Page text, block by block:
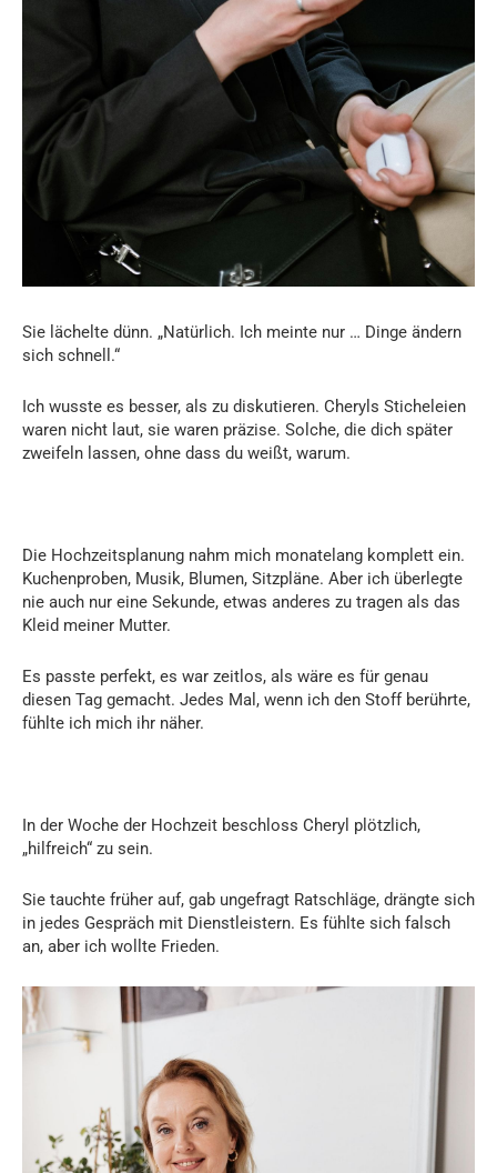
Sie lächelte dünn. „Natürlich. Ich meinte nur … Dinge ändern
sich schnell.“
Ich wusste es besser, als zu diskutieren. Cheryls Sticheleien
waren nicht laut, sie waren präzise. Solche, die dich später
zweifeln lassen, ohne dass du weißt, warum.
Die Hochzeitsplanung nahm mich monatelang komplett ein.
Kuchenproben, Musik, Blumen, Sitzpläne. Aber ich überlegte
nie auch nur eine Sekunde, etwas anderes zu tragen als das
Kleid meiner Mutter.
Es passte perfekt, es war zeitlos, als wäre es für genau
diesen Tag gemacht. Jedes Mal, wenn ich den Stoff berührte,
fühlte ich mich ihr näher.
In der Woche der Hochzeit beschloss Cheryl plötzlich,
„hilfreich“ zu sein.
Sie tauchte früher auf, gab ungefragt Ratschläge, drängte sich
in jedes Gespräch mit Dienstleistern. Es fühlte sich falsch
an, aber ich wollte Frieden.